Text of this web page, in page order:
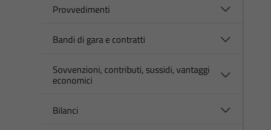
Provvedimenti
Bandi di gara e contratti
Sovvenzioni, contributi, sussidi, vantaggi
economici
Bilanci